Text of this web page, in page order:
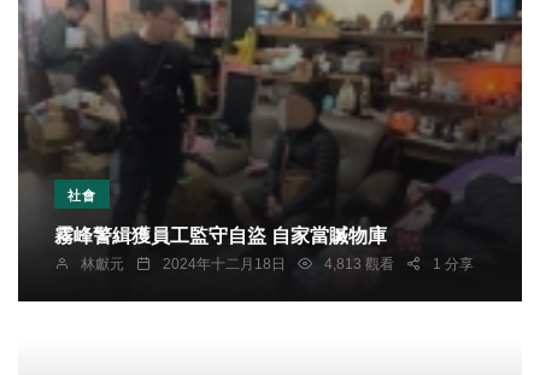
社會
霧峰警緝獲員工監守自盜 自家當贓物庫
林獻元 2024年十二月18日 4,813 觀看 1 分享